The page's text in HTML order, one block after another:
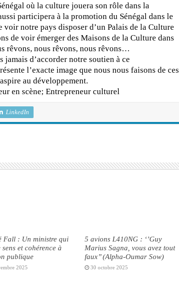
où la culture jouera son rôle dans la
participera à la promotion du Sénégal dans le
voir notre pays disposer d’un Palais de la Culture
de voir émerger des Maisons de la Culture dans
rêvons, nous rêvons, nous rêvons…
jamais d’accorder notre soutien à ce
l’exacte image que nous nous faisons de ces
au développement.
en scène; Entrepreneur culturel
LinkedIn
Fall : Un ministre qui
sens et cohérence à
publique
2025
5 avions L410NG : ‘’Guy
Marius Sagna, vous avez tout
faux’’ (Alpha-Oumar Sow)
30 octobre 2025